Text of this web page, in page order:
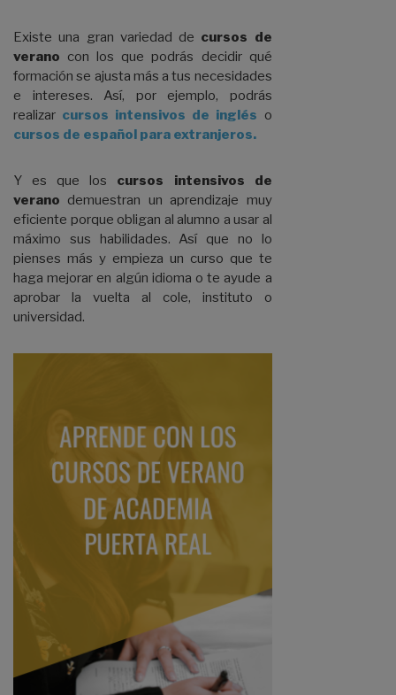
Existe una gran variedad de cursos de
verano con los que podrás decidir qué
formación se ajusta más a tus necesidades
e intereses. Así, por ejemplo, podrás
realizar cursos intensivos de inglés o
cursos de español para extranjeros.
Y es que los cursos intensivos de
verano demuestran un aprendizaje muy
eficiente porque obligan al alumno a usar al
máximo sus habilidades. Así que no lo
pienses más y empieza un curso que te
haga mejorar en algún idioma o te ayude a
aprobar la vuelta al cole, instituto o
universidad.